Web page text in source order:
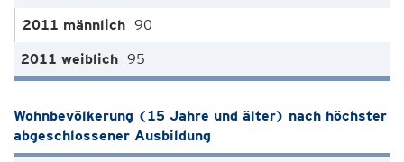
90
95
Wohnbevölkerung (15 Jahre und älter) nach höchster
abgeschlossener Ausbildung